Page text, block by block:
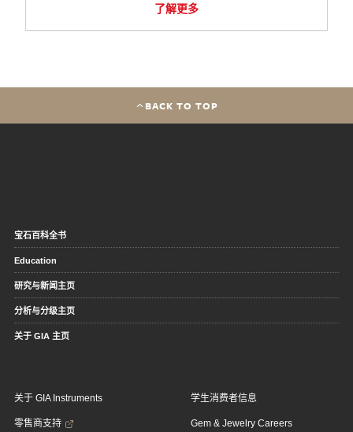
了解更多
BACK TO TOP
宝石百科全书
Education
研究与新闻主页
分析与分级主页
关于 GIA 主页
关于 GIA Instruments
零售商支持
学生消费者信息
Gem & Jewelry Careers